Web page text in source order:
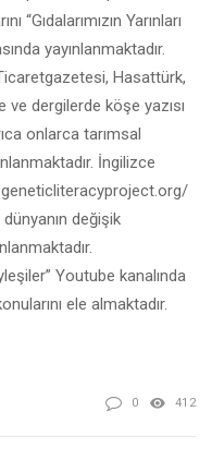
“Gıdalarımızın Yarınları
yayınlanmaktadır.
Hasattürk,
dergilerde köşe yazısı
onlarca tarımsal
İngilizce
değişik
Youtube kanalında
ele almaktadır.
0 412